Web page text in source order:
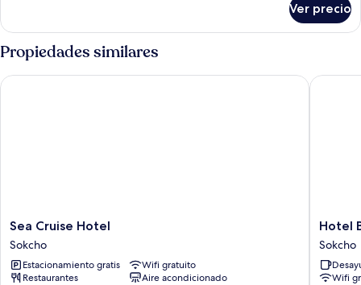
Stay
28days)
doble
estándar
(Long
Stay
28days)
Ver precio
Propiedades similares
Sea
Cruise
Hotel
Sokcho
Sea Cruise Hotel
Sokcho
Estacionamiento gratis
Wifi gratuito
Restaurantes
Aire acondicionado
Sea Cruise Hotel
Hotel
BERITH
Sokcho
Hotel
Sokcho
Wifi
Hotel